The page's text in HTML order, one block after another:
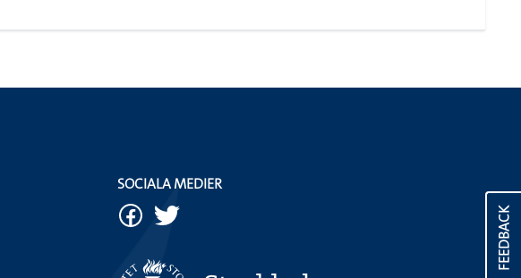
FEEDBACK
SOCIALA MEDIER